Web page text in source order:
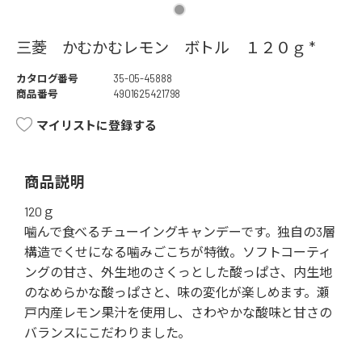
三菱 かむかむレモン ボトル １２０ｇ *
カタログ番号
35-05-45888
商品番号
4901625421798
マイリストに登録する
商品説明
120ｇ
噛んで食べるチューイングキャンデーです。独自の3層
構造でくせになる噛みごこちが特徴。ソフトコーティ
ングの甘さ、外生地のさくっとした酸っぱさ、内生地
のなめらかな酸っぱさと、味の変化が楽しめます。瀬
戸内産レモン果汁を使用し、さわやかな酸味と甘さの
バランスにこだわりました。